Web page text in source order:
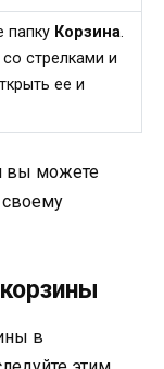
папку Корзина.
стрелками и
ее и
вы можете
своему
в